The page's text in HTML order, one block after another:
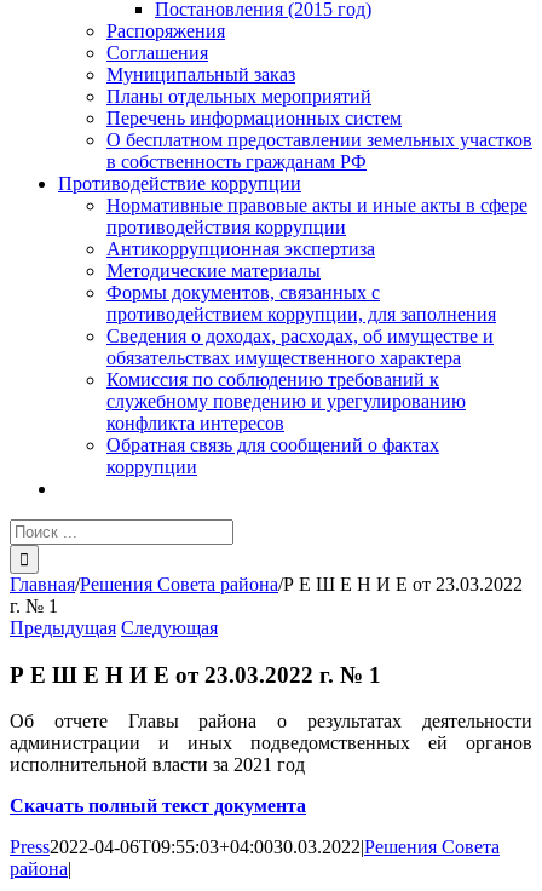
Постановления (2015 год)
Распоряжения
Соглашения
Муниципальный заказ
Планы отдельных мероприятий
Перечень информационных систем
О бесплатном предоставлении земельных участков
в собственность гражданам РФ
Противодействие коррупции
Нормативные правовые акты и иные акты в сфере
противодействия коррупции
Антикоррупционная экспертиза
Методические материалы
Формы документов, связанных с
противодействием коррупции, для заполнения
Сведения о доходах, расходах, об имуществе и
обязательствах имущественного характера
Комиссия по соблюдению требований к
служебному поведению и урегулированию
конфликта интересов
Обратная связь для сообщений о фактах
коррупции
Результат
поиска:
Главная/Решения Совета района/Р Е Ш Е Н И Е от 23.03.2022
г. № 1
Предыдущая Следующая
Р Е Ш Е Н И Е от 23.03.2022 г. № 1
Об отчете Главы района о результатах деятельности
администрации и иных подведомственных ей органов
исполнительной власти за 2021 год
Скачать полный текст документа
Press2022-04-06T09:55:03+04:0030.03.2022|Решения Совета
района|